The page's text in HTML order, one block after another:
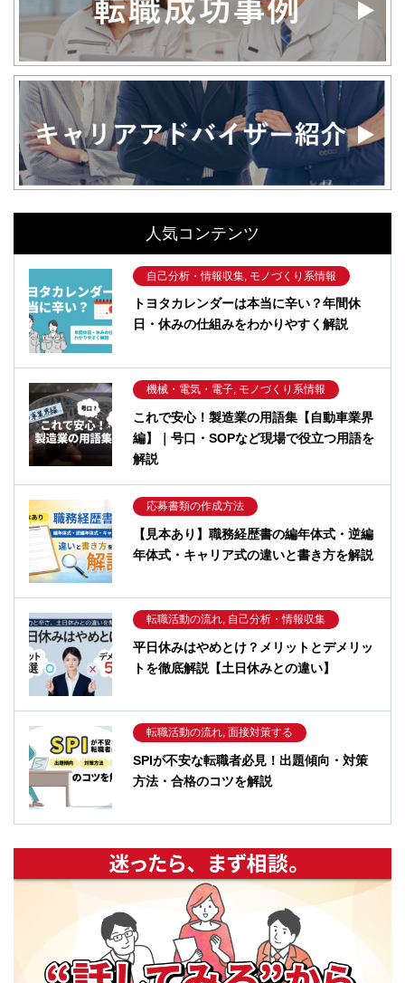
人気コンテンツ
自己分析・情報収集, モノづくり系情報
トヨタカレンダーは本当に辛い？年間休
日・休みの仕組みをわかりやすく解説
機械・電気・電子, モノづくり系情報
これで安心！製造業の用語集【自動車業界
編】｜号口・SOPなど現場で役立つ用語を
解説
応募書類の作成方法
【見本あり】職務経歴書の編年体式・逆編
年体式・キャリア式の違いと書き方を解説
転職活動の流れ, 自己分析・情報収集
平日休みはやめとけ？メリットとデメリッ
トを徹底解説【土日休みとの違い】
転職活動の流れ, 面接対策する
SPIが不安な転職者必見！出題傾向・対策
方法・合格のコツを解説